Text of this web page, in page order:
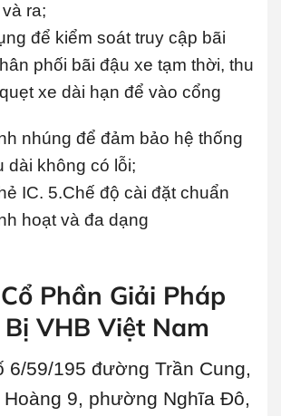
ra;
để kiểm soát truy cập bãi
phối bãi đậu xe tạm thời, thu
xe dài hạn để vào cổng
nhúng để đảm bảo hệ thống
dài không có lỗi;
IC. 5.Chế độ cài đặt chuẩn
hoạt và đa dạng
Phần Giải Pháp
VHB Việt Nam
6/59/195 đường Trần Cung,
Hoàng 9, phường Nghĩa Đô,